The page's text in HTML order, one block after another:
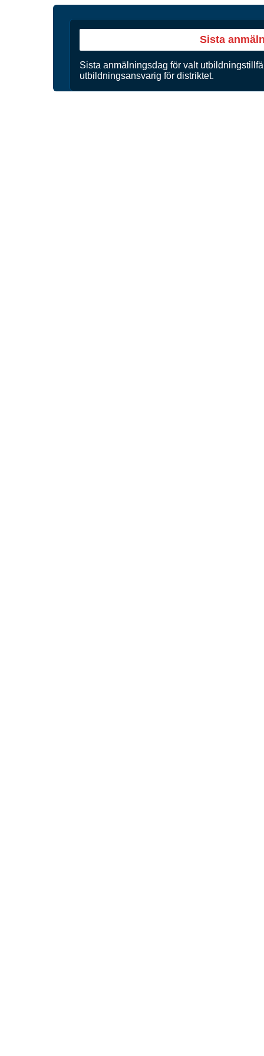
Sista
Sista anmälningsdag för valt
utbildningsansvarig för distriktet.